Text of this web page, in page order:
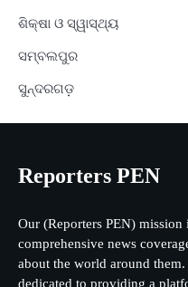
ଶିକ୍ଷା ଓ ସ୍ୱାସ୍ଥ୍ୟ
ସମ୍ବଲପୁର
ସୁନ୍ଦରଗଡ଼
Reporters PEN
Our (Reporters PEN)
comprehensive news
about the world around
dedicated to providing a